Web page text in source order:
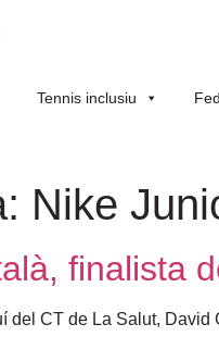
Tennis inclusiu
Nike
finalista
del CT de La Salut,